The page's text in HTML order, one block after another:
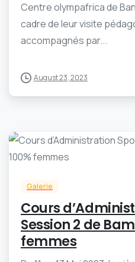
Centre olympafrica de
cadre de leur visite
accompagnés par...
August 23, 2023
Galerie
Cours
Session 2 de
femmes